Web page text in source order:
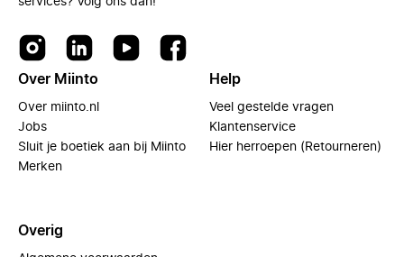
Over Miinto
Over miinto.nl
Jobs
Sluit je boetiek aan bij Miinto
Merken
Help
Veel gestelde vragen
Klantenservice
Hier herroepen (Retourneren)
Overig